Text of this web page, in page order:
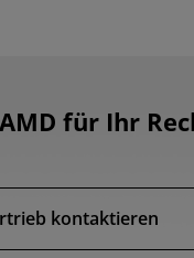
für Ihr
kontaktieren